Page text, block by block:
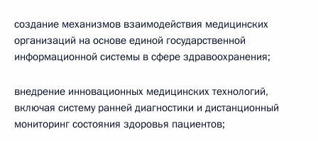
создание механизмов взаимодействия медицинских
организаций на основе единой государственной
информационной системы в сфере здравоохранения;
внедрение инновационных медицинских технологий,
включая систему ранней диагностики и дистанционный
мониторинг состояния здоровья пациентов;